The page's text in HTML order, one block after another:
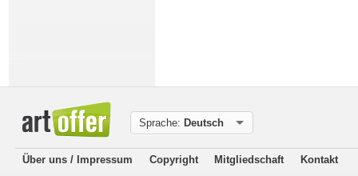
Sprache: Deutsch
Über uns / Impressum Copyright Mitgliedschaft Kontakt